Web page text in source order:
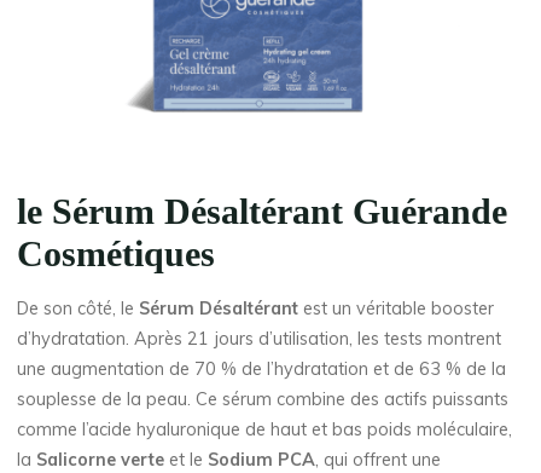
le Sérum Désaltérant Guérande
Cosmétiques
De son côté, le Sérum Désaltérant est un véritable booster
d’hydratation. Après 21 jours d’utilisation, les tests montrent
une augmentation de 70 % de l’hydratation et de 63 % de la
souplesse de la peau. Ce sérum combine des actifs puissants
comme l’acide hyaluronique de haut et bas poids moléculaire,
la Salicorne verte et le Sodium PCA, qui offrent une